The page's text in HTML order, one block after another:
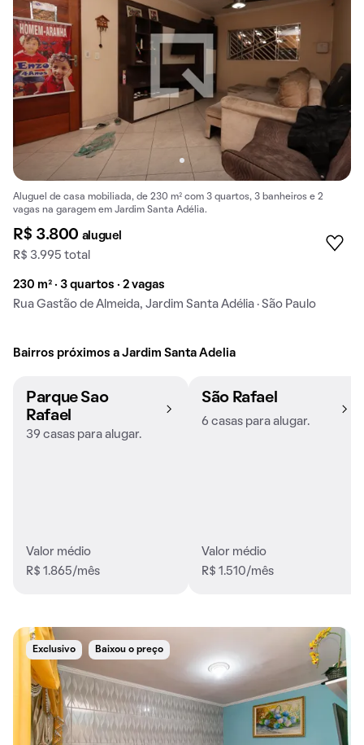
Aluguel de casa mobiliada, de 230 m² com 3 quartos, 3 banheiros e 2
vagas na garagem em Jardim Santa Adélia.
R$ 3.800 aluguel
R$ 3.995 total
230 m² · 3 quartos · 2 vagas
Rua Gastão de Almeida, Jardim Santa Adélia · São Paulo
Bairros próximos a Jardim Santa Adelia
Parque Sao
Rafael
39 casas para alugar.
Valor médio
R$ 1.865/mês
São Rafael
6 casas para alugar.
Valor médio
R$ 1.510/mês
Exclusivo Baixou o preço